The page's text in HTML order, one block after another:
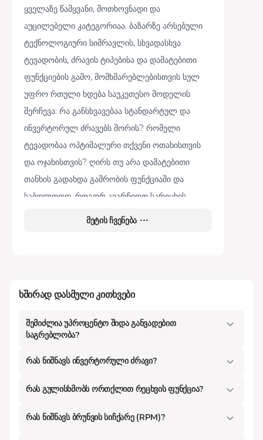
ყველაზე წამყვანი, მოთხოვნადი და
აუცილებელი კატეგორიაა. ბაზარზე არსებული
ტექნოლოგიური სიმრავლის, სხვადასხვა
ტევადობის, ძრავის ტიპებისა და დამატებითი
ფუნქციების გამო, მომხმარებლებისთვის სულ
უფრო რთული ხდება საუკეთესო მოდელის
შერჩევა: რა განსხვავებაა სტანდარტულ და
ინვერტორულ ძრავებს შორის? რომელი
ტევადობაა ოპტიმალური თქვენი ოთახისთვის
და ოჯახისთვის? ღირს თუ არა დამატებითი
თანხის გადახდა გაშრობის ფუნქციაში და
საბოლოოდ, როგორ ავარჩიოთ სარეცხის
მანქანა ისე, რომ წლების განმავლობაში
გადაწყვეტილების მიღებაში.
Kontakt.ge-ზე ხელმისაწვდომია მსოფლიოში
მოწყობილობები, როგორც ბიუჯეტურ
კატეგორიაში, ასევე პრემიუმ კლასში,
წარმოუდგენელი ენერგოეფექტურობით
მეტის ჩვენება
ხშირად დასმული კითხვები
შემიძლია უპროცენტო შიდა განვადებით
საგრებლობა?
რას ნიშნავს ინვერტორული ძრავი?
რას გულისხმობს ორთქლით რეცხვის ფუნქცია?
რას ნიშნავს ბრუნვის სიჩქარე (RPM)?